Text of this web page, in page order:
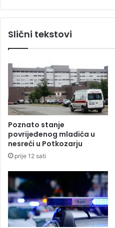
6
e
e
n
i
,
e
v
k
a
d
a
s
t
i
a
s
i
l
d
e
e
t
s
o
b
a
Slični tekstovi
Poznato stanje
povrijeđenog mladića u
nesreći u Potkozarju
prije 12 sati